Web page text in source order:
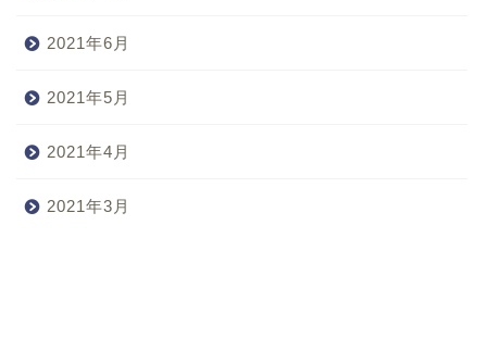
2021年6月
2021年5月
2021年4月
2021年3月